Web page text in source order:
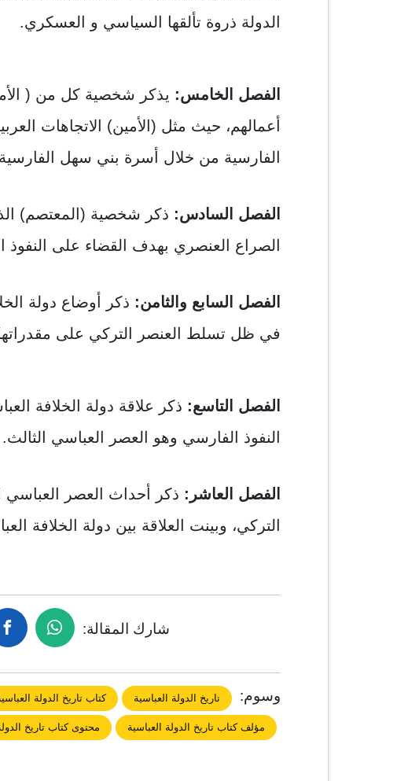
الدولة ذروة تألقها السياسي و العسكري.
الفصل الخامس: يذكر شخصية كل من (
أعمالهم، حيث مثل (الأمين) الاتجاهات
الفارسية من خلال أسرة بني سهل
الفصل السادس: ذكر شخصية (المعتصم)
الصراع العنصري بهدف القضاء على النفوذ
الفصل السابع والثامن: ذكر أوضاع دولة
في ظل تسلط العنصر التركي على
الفصل التاسع: ذكر علاقة دولة الخلافة
النفوذ الفارسي وهو العصر العباسي الثالث.
الفصل العاشر: ذكر أحداث العصر العباسي
التركي، وبينت العلاقة بين دولة الخلافة
شارك المقالة:
وسوم: تاريخ الدولة العباسية كتاب تاريخ الدولة
مؤلف كتاب تاريخ الدولة العباسية محتوى كتاب تاريخ